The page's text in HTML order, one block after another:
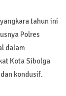
tahun ini
Polres
dalam
Kota Sibolga
kondusif.